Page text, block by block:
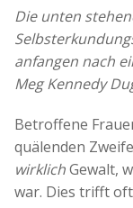
Die unten
anfangen nach
Meg Kennedy
Betroffene
quälenden
wirklichGewalt,
war. Dies trifft